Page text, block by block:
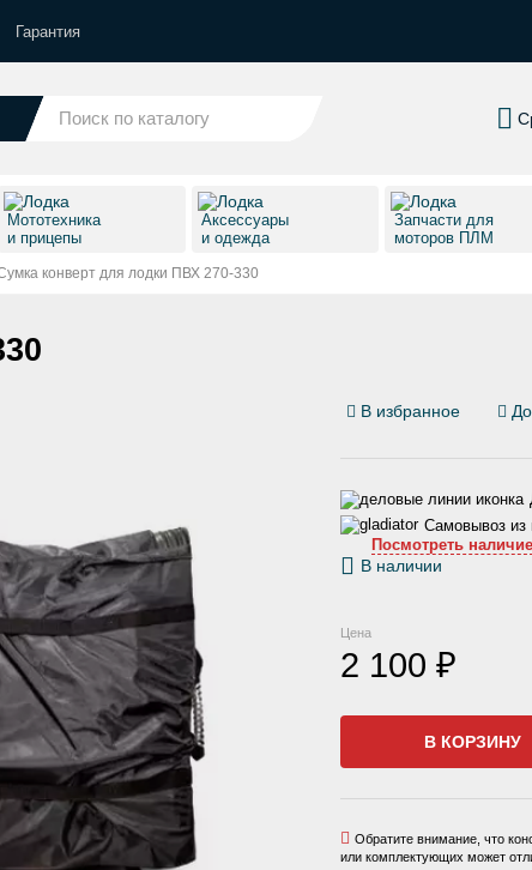
Гарантия
Мототехника
и прицепы
Аксессуары
и одежда
Запчасти для
моторов ПЛМ
конверт для лодки ПВХ 270-330
В избранное
Самовывоз из
Посмотреть наличие
В наличии
Цена
2 100 ₽
В КОРЗИНУ
Обратите внимание, что
или комплектующих может